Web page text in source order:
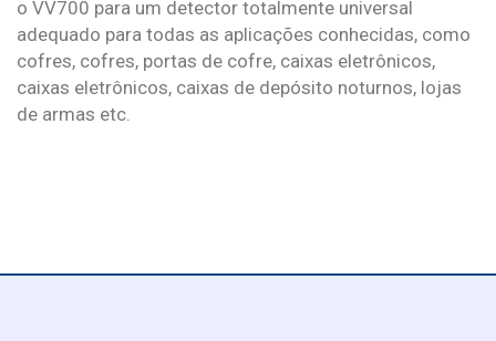
o VV700 para um detector totalmente universal
adequado para todas as aplicações conhecidas, como
cofres, cofres, portas de cofre, caixas eletrônicos,
caixas eletrônicos, caixas de depósito noturnos, lojas
de armas etc.